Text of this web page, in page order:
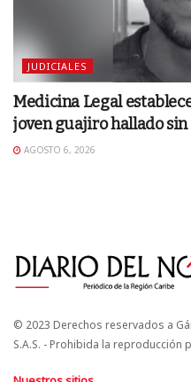
JUDICIALES
Medicina Legal
joven guajiro hallado
AGOSTO 6, 2026
© 2023 Derechos reservados a
S.A.S. - Prohibida la reproducción